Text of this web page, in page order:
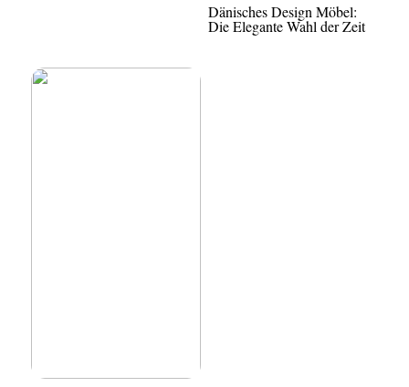
Dänisches Design Möbel:
Die Elegante Wahl der Zeit